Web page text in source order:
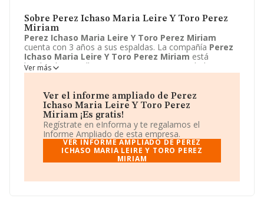
Sobre Perez Ichaso Maria Leire Y Toro Perez
Miriam
Perez Ichaso Maria Leire Y Toro Perez Miriam
cuenta con 3 años a sus espaldas. La compañía Perez
Ichaso Maria Leire Y Toro Perez Miriam está
localizada en Calle Esquiroz, 26 - P. Su actividad CNAE
se ubica dentro de 4727 - Comercio al por menor de
Leire Y Toro Perez Miriamtiene un modelo de
sociedad Comunidad de bienes.
Ver más
Ver el informe ampliado de Perez
Ichaso Maria Leire Y Toro Perez
Miriam ¡Es gratis!
Regístrate en eInforma y te regalamos el
Informe Ampliado de esta empresa.
VER INFORME AMPLIADO DE PEREZ
ICHASO MARIA LEIRE Y TORO PEREZ
MIRIAM